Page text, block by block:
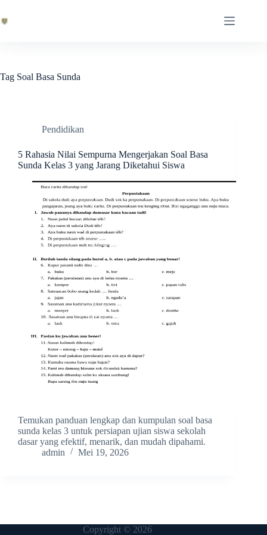
content
Tag Soal Basa Sunda
Pendidikan
5 Rahasia Nilai Sempurna Mengerjakan Soal Basa
Sunda Kelas 3 yang Jarang Diketahui Siswa
Temukan panduan lengkap dan kumpulan soal basa
sunda kelas 3 untuk persiapan ujian siswa sekolah
dasar yang efektif, menarik, dan mudah dipahami.
admin
Mei 19, 2026
Copyright © 2026